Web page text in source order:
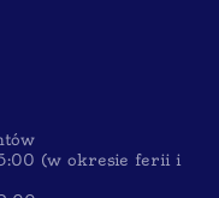
(w okresie ferii i